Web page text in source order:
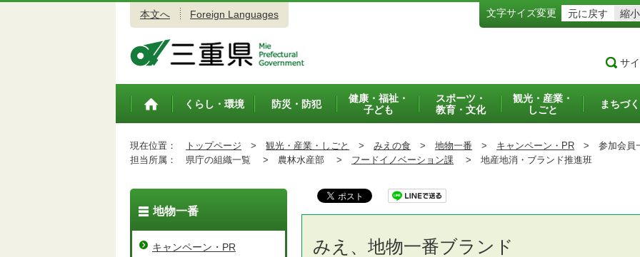
本文へ Foreign Languages 文字サイズ変更 元に戻す 縮小
サ
トップペ
くらし・環境 防災・防犯
健康・福祉・
子ども
スポーツ・
教育・文化
観光・産業・
しごと
まちづ
現在位置： トップページ > 観光・産業・しごと > みえの食 > 地物一番 > キャンペーン・PR > 参加会員
担当所属：
県庁の組織一覧 > 農林水産部 > フードイノベーション課 > 地産地消・ブランド推進班
みえ、地物一番ブランド
地物一番
キャンペーン・PR